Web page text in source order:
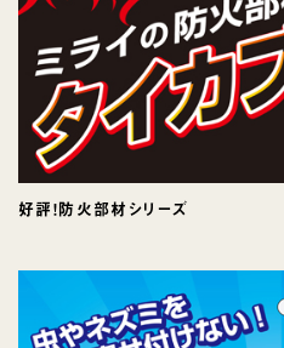
好評！防火部材シリーズ